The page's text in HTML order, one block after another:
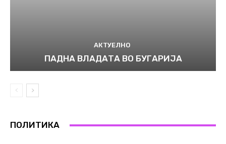
АКТУЕЛНО
ПАДНА ВЛАДАТА ВО БУГАРИЈА
ПОЛИТИКА